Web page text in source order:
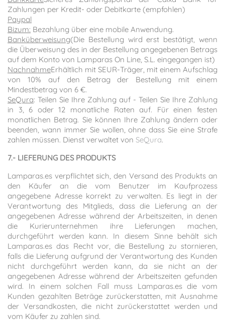
Zahlungen per Kredit- oder Debitkarte (empfohlen)
Paypal
Bizum: Bezahlung über eine mobile Anwendung.
Banküberweisung(Die Bestellung wird erst bestätigt, wenn
die Überweisung des in der Bestellung angegebenen Betrags
auf dem Konto von Lamparas On Line, S.L. eingegangen ist)
NachnahmeErhältlich mit SEUR-Träger, mit einem Aufschlag
von 10% auf den Betrag der Bestellung mit einem
Mindestbetrag von 6 €.
SeQura: Teilen Sie Ihre Zahlung auf - Teilen Sie Ihre Zahlung
in 3, 6 oder 12 monatliche Raten auf. Für einen festen
monatlichen Betrag. Sie können Ihre Zahlung ändern oder
beenden, wann immer Sie wollen, ohne dass Sie eine Strafe
zahlen müssen. Dienst verwaltet von SeQura.
7.- LIEFERUNG DES PRODUKTS
Lamparas.es verpflichtet sich, den Versand des Produkts an
den Käufer an die vom Benutzer im Kaufprozess
angegebene Adresse korrekt zu verwalten. Es liegt in der
Verantwortung des Mitglieds, dass die Lieferung an der
angegebenen Adresse während der Arbeitszeiten, in denen
die Kurierunternehmen ihre Lieferungen machen,
durchgeführt werden kann. In diesem Sinne behält sich
Lamparas.es das Recht vor, die Bestellung zu stornieren,
falls die Lieferung aufgrund der Verantwortung des Kunden
nicht durchgeführt werden kann, da sie nicht an der
angegebenen Adresse während der Arbeitszeiten gefunden
wird. In einem solchen Fall muss Lamparas.es die vom
Kunden gezahlten Beträge zurückerstatten, mit Ausnahme
der Versandkosten, die nicht zurückerstattet werden und
vom Käufer zu zahlen sind.